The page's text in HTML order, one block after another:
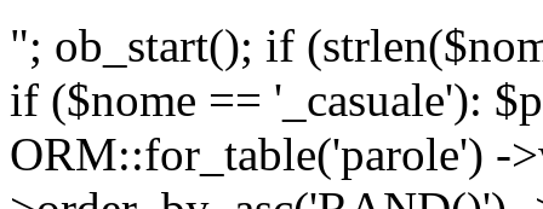
"; ob_start(); if
if ($nome == '_casuale'):
ORM::for_table('parole') -